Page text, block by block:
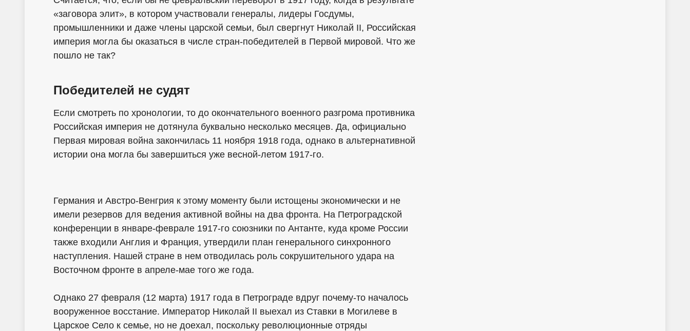
«заговора элит», в котором участвовали генералы, лидеры Госдумы,
промышленники и даже члены царской семьи, был свергнут Николай II, Российская
империя могла бы оказаться в числе стран-победителей в Первой мировой. Что же
пошло не так?
Победителей не судят
Если смотреть по хронологии, то до окончательного военного разгрома противника
Российская империя не дотянула буквально несколько месяцев. Да, официально
Первая мировая война закончилась 11 ноября 1918 года, однако в альтернативной
истории она могла бы завершиться уже весной-летом 1917-го.
Германия и Австро-Венгрия к этому моменту были истощены экономически и не
имели резервов для ведения активной войны на два фронта. На Петроградской
конференции в январе-феврале 1917-го союзники по Антанте, куда кроме России
также входили Англия и Франция, утвердили план генерального синхронного
наступления. Нашей стране в нем отводилась роль сокрушительного удара на
Восточном фронте в апреле-мае того же года.
Однако 27 февраля (12 марта) 1917 года в Петрограде вдруг почему-то началось
вооруженное восстание. Император Николай II выехал из Ставки в Могилеве в
Царское Село к семье, но не доехал, поскольку революционные отряды